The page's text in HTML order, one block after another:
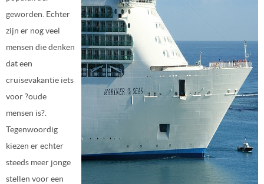
geworden. Echter
zijn er nog veel
mensen die denken
dat een
cruisevakantie iets
voor ?oude
mensen is?.
Tegenwoordig
kiezen er echter
steeds meer jonge
stellen voor een